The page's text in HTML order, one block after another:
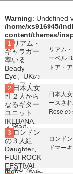
Warning: Undefined
/home/xs916945/
content/themes/
リアム
ーベル
トア・
日本人
ースさ
Rose の
ロンド
ドマー